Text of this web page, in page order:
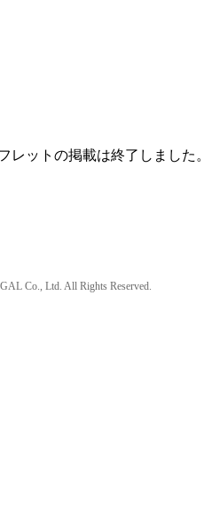
レットの掲載は終了しました。
Co., Ltd. All Rights Reserved.